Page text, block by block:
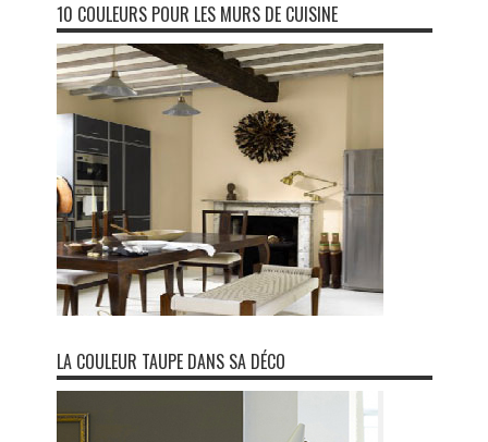
10 COULEURS POUR LES MURS DE CUISINE
LA COULEUR TAUPE DANS SA DÉCO